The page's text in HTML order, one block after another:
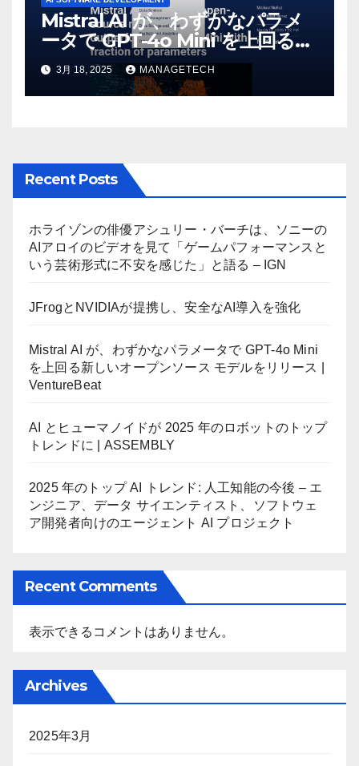
Mistral AI が、わずかなパラメ
ータで GPT-4o Mini を上回る新
しいオープンソース モデルをリ
リース | VentureBeat
3月 18, 2025 MANAGETECH
Recent Posts
ホライゾンの俳優アシュリー・バーチは、ソニーの
AIアロイのビデオを見て「ゲームパフォーマンスと
いう芸術形式に不安を感じた」と語る – IGN
JFrogとNVIDIAが提携し、安全なAI導入を強化
Mistral AI が、わずかなパラメータで GPT-4o Mini
を上回る新しいオープンソース モデルをリリース |
VentureBeat
AI とヒューマノイドが 2025 年のロボットのトップ
トレンドに | ASSEMBLY
2025 年のトップ AI トレンド: 人工知能の今後 – エ
ンジニア、データ サイエンティスト、ソフトウェ
ア開発者向けのエージェント AI プロジェクト
Recent Comments
表示できるコメントはありません。
Archives
2025年3月